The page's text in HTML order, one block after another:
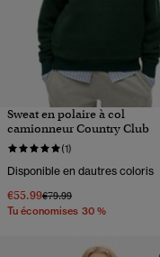
Sweat en polaire à col
camionneur Country Club
(1)
Disponible en dautres coloris
€55.99Prix réduit de
€79.99à
Tu économises 30 %